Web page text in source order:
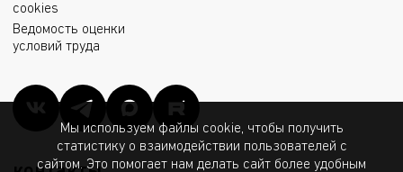
cookies
Ведомость оценки
условий труда
Мы используем файлы cookie, чтобы получить
статистику о взаимодействии пользователей с
сайтом. Это помогает нам делать сайт более удобным